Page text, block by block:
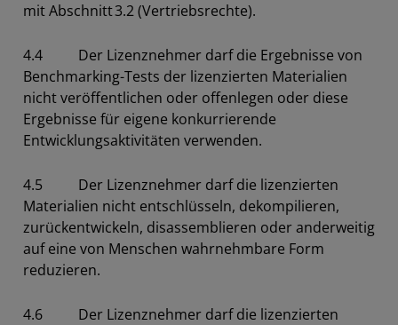
mit Abschnitt 3.2 (Vertriebsrechte).
4.4 Der Lizenznehmer darf die Ergebnisse von
Benchmarking-Tests der lizenzierten Materialien
nicht veröffentlichen oder offenlegen oder diese
Ergebnisse für eigene konkurrierende
Entwicklungsaktivitäten verwenden.
4.5 Der Lizenznehmer darf die lizenzierten
Materialien nicht entschlüsseln, dekompilieren,
zurückentwickeln, disassemblieren oder anderweitig
auf eine von Menschen wahrnehmbare Form
reduzieren.
4.6 Der Lizenznehmer darf die lizenzierten